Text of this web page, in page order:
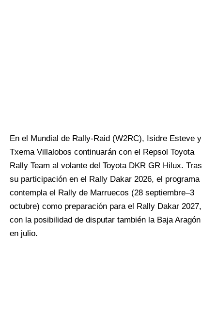
En el Mundial de Rally-Raid (W2RC), Isidre Esteve y
Txema Villalobos continuarán con el Repsol Toyota
Rally Team al volante del Toyota DKR GR Hilux. Tras
su participación en el Rally Dakar 2026, el programa
contempla el Rally de Marruecos (28 septiembre–3
octubre) como preparación para el Rally Dakar 2027,
con la posibilidad de disputar también la Baja Aragón
en julio.